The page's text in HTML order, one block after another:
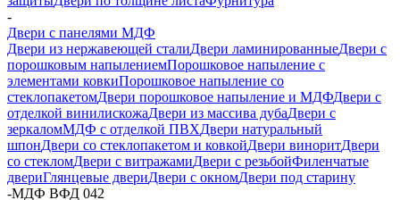
-
Двери с панелями МДФ
Двери из нержавеющей сталиДвери ламинированныеДвери с
порошковым напылениемПорошковое напыление с
элементами ковкиПорошковое напыление со
стеклопакетомДвери порошковое напыление и МДФДвери с
отделкой винилискожаДвери из массива дубаДвери с
зеркаломМДФ с отделкой ПВХДвери натуральный
шпонДвери со стеклопакетом и ковкойДвери виноритДвери
со стекломДвери с витражамиДвери с резьбойФиленчатые
двериГлянцевые двериДвери с окномДвери под старину
-МДФ ВФД 042